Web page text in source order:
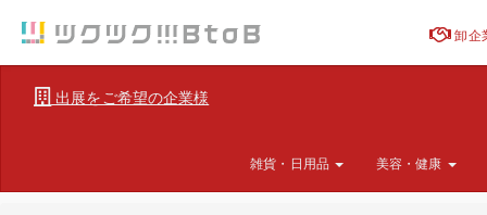
卸企
出展をご希望の企業様
雑貨・日用品 美容・健康